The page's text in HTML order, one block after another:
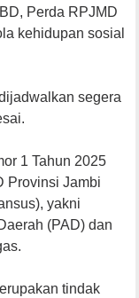
Perda RPJMD
kehidupan sosial
segera
1 Tahun 2025
Provinsi Jambi
yakni
(PAD) dan
tindak